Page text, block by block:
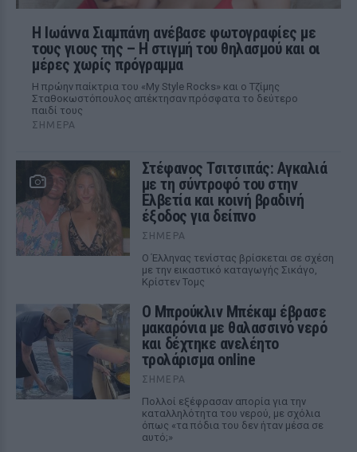
H Ιωάννα Σιαμπάνη ανέβασε φωτογραφίες με
τους γιους της – Η στιγμή του θηλασμού και οι
μέρες χωρίς πρόγραμμα
Η πρώην παίκτρια του «My Style Rocks» και ο Τζίμης
Σταθοκωστόπουλος απέκτησαν πρόσφατα το δεύτερο
παιδί τους
ΣΉΜΕΡΑ
Στέφανος Τσιτσιπάς: Αγκαλιά
με τη σύντροφό του στην
Ελβετία και κοινή βραδινή
έξοδος για δείπνο
ΣΉΜΕΡΑ
Ο Έλληνας τενίστας βρίσκεται σε σχέση
με την εικαστικό καταγωγής Σικάγο,
Κρίστεν Τομς
Ο Μπρούκλιν Μπέκαμ έβρασε
μακαρόνια με θαλασσινό νερό
και δέχτηκε ανελέητο
τρολάρισμα online
ΣΉΜΕΡΑ
Πολλοί εξέφρασαν απορία για την
καταλληλότητα του νερού, με σχόλια
όπως «τα πόδια του δεν ήταν μέσα σε
αυτό;»